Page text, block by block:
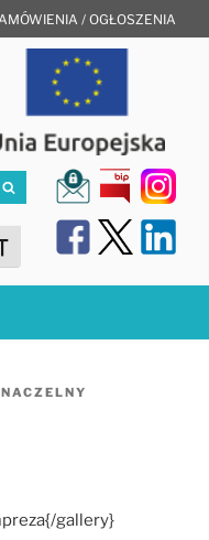
/ OGŁOSZENIA
Szukaj
Contrast
Font size
gallery}